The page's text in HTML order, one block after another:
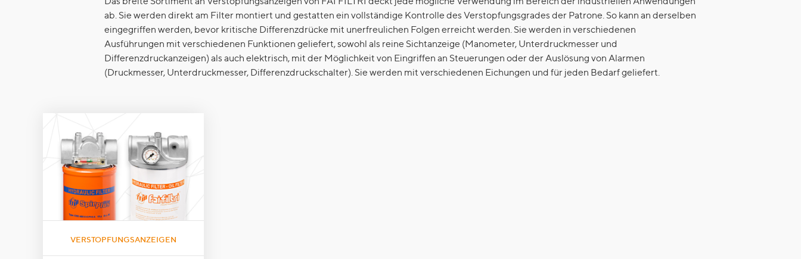
ab. Sie werden direkt am Filter montiert und gestatten ein vollständige Kontrolle des Verstopfungsgrades der Patrone. So kann an derselben
eingegriffen werden, bevor kritische Differenzdrücke mit unerfreulichen Folgen erreicht werden. Sie werden in verschiedenen
Ausführungen mit verschiedenen Funktionen geliefert, sowohl als reine Sichtanzeige (Manometer, Unterdruckmesser und
Differenzdruckanzeigen) als auch elektrisch, mit der Möglichkeit von Eingriffen an Steuerungen oder der Auslösung von Alarmen
(Druckmesser, Unterdruckmesser, Differenzdruckschalter). Sie werden mit verschiedenen Eichungen und für jeden Bedarf geliefert.
VERSTOPFUNGSANZEIGEN